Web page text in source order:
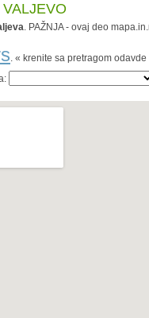
. PAŽNJA - ovaj deo
. « krenite sa pretragom odavde